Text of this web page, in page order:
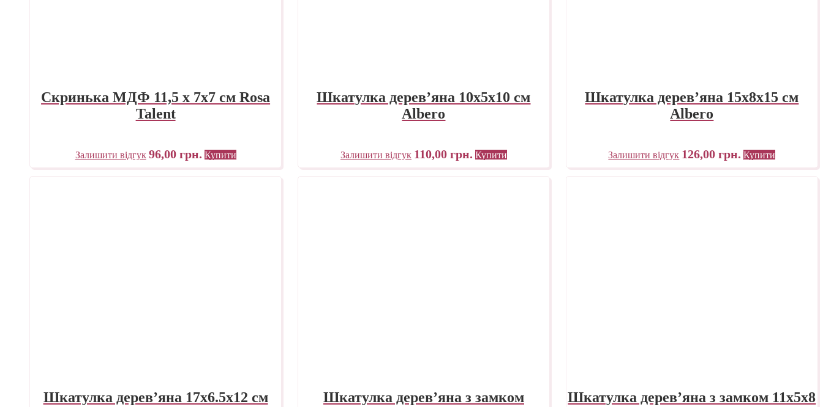
Скринька МДФ 11,5 х 7х7 см Rosa
Talent
Залишити відгук 96,00 грн. Купити
Шкатулка дерев’яна 10х5х10 см
Albero
Залишити відгук 110,00 грн. Купити
Шкатулка дерев’яна 15х8х15 см
Albero
Залишити відгук 126,00грн. Купити
Шкатулка дерев’яна 17х6.5х12 см
Шкатулка дерев’яна з замком
Шкатулка дерев’яна з замком 11х5х8